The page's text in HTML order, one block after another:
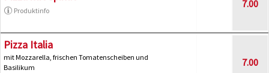
Produktinfo
7.00
Pizza Italia
mit Mozzarella, frischen Tomatenscheiben und
Basilikum
7.00